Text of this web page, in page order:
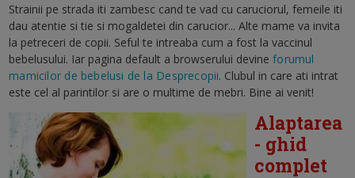
Strainii pe strada iti zambesc cand te vad cu caruciorul, femeile iti
dau atentie si tie si mogaldetei din carucior... Alte mame va invita
la petreceri de copii. Seful te intreaba cum a fost la vaccinul
bebelusului. Iar pagina default a browserului devineforumul
mamicilor de bebelusi de la Desprecopii. Clubul in care ati intrat
este cel al parintilor si are o multime de mebri. Bine ai venit!
Alaptarea
- ghid
complet